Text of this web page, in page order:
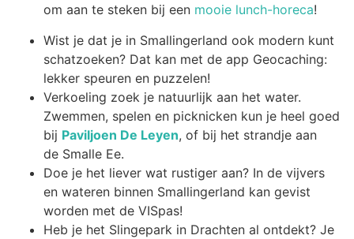
om aan te steken bij een mooie lunch-horeca!
Wist je dat je in Smallingerland ook modern kunt
schatzoeken? Dat kan met de app Geocaching:
lekker speuren en puzzelen!
Verkoeling zoek je natuurlijk aan het water.
Zwemmen, spelen en picknicken kun je heel goed
bij Paviljoen De Leyen, of bij het strandje aan
de Smalle Ee.
Doe je het liever wat rustiger aan? In de vijvers
en wateren binnen Smallingerland kan gevist
worden met de VISpas!
Heb je het Slingepark in Drachten al ontdekt? Je